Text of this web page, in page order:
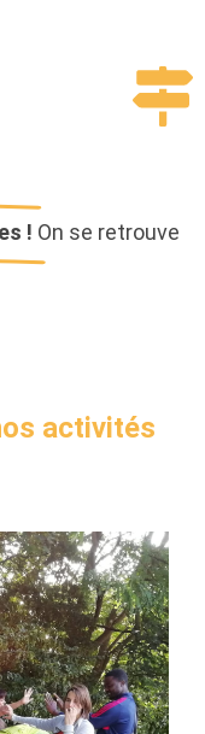
! On se retrouve
activités